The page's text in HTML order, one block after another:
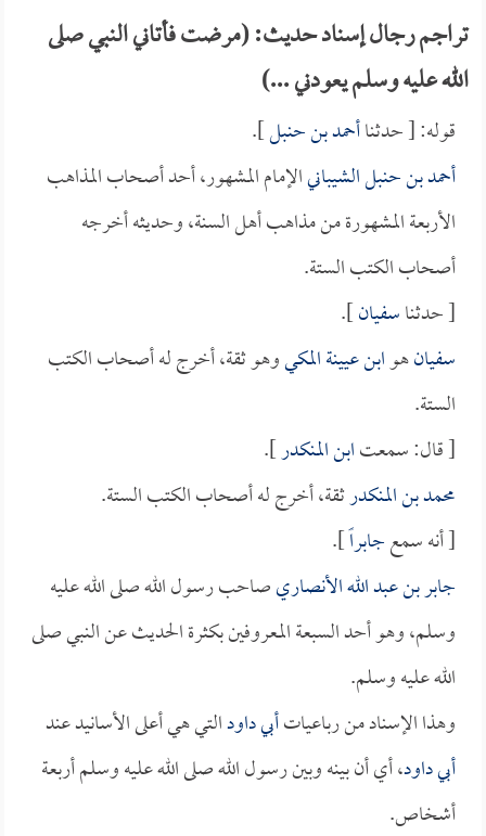
تراجم رجال إسناد حديث: (مرضت فأتاني النبي صلى
الله عليه وسلم يعودني ...)
قوله: [ حدثناأحمد بن حنبل].
أحمد بن حنبل الشيبانيالإمام المشهور، أحد أصحاب المذاهب
الأربعة المشهورة من مذاهب أهل السنة، وحديثه أخرجه
أصحاب الكتب الستة.
[ حدثناسفيان].
سفيانهوابن عيينة المكيوهو ثقة، أخرج له أصحاب الكتب
الستة.
[ قال: سمعتابن المنكدر].
محمد بن المنكدرثقة، أخرج له أصحاب الكتب الستة.
[ أنه سمعجابراً].
جابر بن عبد الله الأنصاريصاحب رسول الله صلى الله عليه
وسلم، وهو أحد السبعة المعروفين بكثرة الحديث عن النبي صلى
الله عليه وسلم.
وهذا الإسناد من رباعياتأبي داودالتي هي أعلى الأسانيد عند
أبي داود، أي أن بينه وبين رسول الله صلى الله عليه وسلم أربعة
أشخاص.